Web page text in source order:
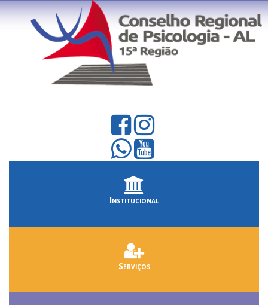
Institucional
Serviços